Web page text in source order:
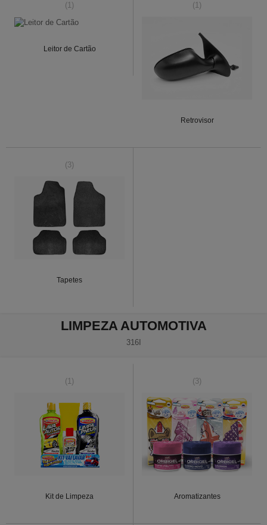
(1)
Leitor de Cartão
(1)
Retrovisor
(3)
Tapetes
LIMPEZA AUTOMOTIVA
316I
(1)
Kit de Limpeza
(3)
Aromatizantes